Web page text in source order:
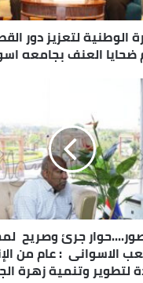
الوطنية لتعزيز دور
ضحايا العنف بجامعه
جرئ وصريح
الاسوانى : عام من
لتطوير وتنمية زهرة